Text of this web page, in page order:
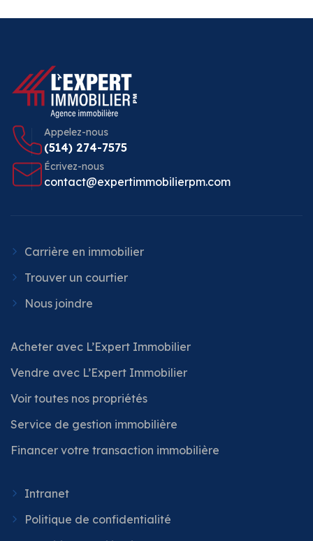
Appelez-nous
(514) 274-7575
Écrivez-nous
contact@expertimmobilierpm.com
Carrière en immobilier
Trouver un courtier
Nous joindre
Acheter avec L’Expert Immobilier
Vendre avec L’Expert Immobilier
Voir toutes nos propriétés
Service de gestion immobilière
Financer votre transaction immobilière
Intranet
Politique de confidentialité